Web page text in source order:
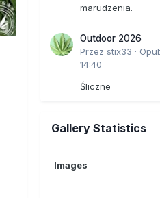
marudzenia.
Outdoor 2026
Przez stix33 ·
14:40
Śliczne
Gallery Statistics
Images